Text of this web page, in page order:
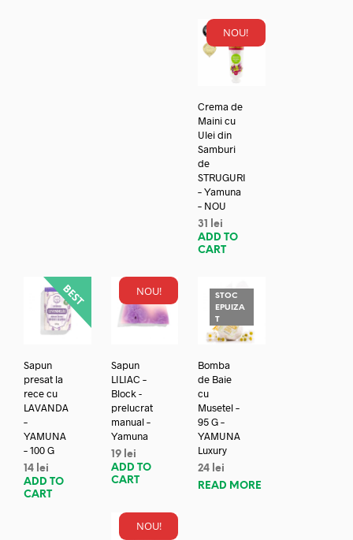
NOU!
Crema de
Maini cu
Ulei din
Samburi
de
STRUGURI
– Yamuna
– NOU
31
lei
ADD TO
CART
Sapun
presat la
rece cu
LAVANDA
–
YAMUNA
– 100 G
14 lei
ADD TO
CART
NOU!
Sapun
LILIAC –
Block -
prelucrat
manual –
Yamuna
19 lei
ADD TO
CART
STOC
EPUIZA
T
Bomba
de Baie
cu
Musetel –
95 G –
YAMUNA
Luxury
24 lei
READ MORE
NOU!